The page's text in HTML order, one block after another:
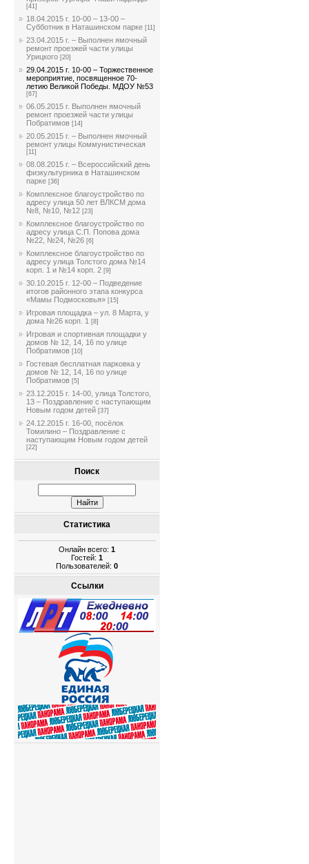
[41]
18.04.2015 г. 10-00 – 13-00 –
Субботник в Наташинском парке [11]
23.04.2015 г. – Выполнен ямочный
ремонт проезжей части улицы
Урицкого [20]
29.04.2015 г. 10-00 – Торжественное
мероприятие, посвященное 70-
летию Великой Победы. МДОУ №53
[67]
06.05.2015 г. Выполнен ямочный
ремонт проезжей части улицы
Побратимов [14]
20.05.2015 г. – Выполнен ямочный
ремонт улицы Коммунистическая
[11]
08.08.2015 г. – Всероссийский день
физкультурника в Наташинском
парке [36]
Комплексное благоустройство по
адресу улица 50 лет ВЛКСМ дома
№8, №10, №12 [23]
Комплексное благоустройство по
адресу улица С.П. Попова дома
№22, №24, №26 [6]
Комплексное благоустройство по
адресу улица Толстого дома №14
корп. 1 и №14 корп. 2 [9]
30.10.2015 г. 12-00 – Подведение
итогов районного этапа конкурса
«Мамы Подмосковья» [15]
Игровая площадка – ул. 8 Марта, у
дома №26 корп. 1 [8]
Игровая и спортивная площадки у
домов № 12, 14, 16 по улице
Побратимов [10]
Гостевая бесплатная парковка у
домов № 12, 14, 16 по улице
Побратимов [5]
23.12.2015 г. 14-00, улица Толстого,
13 – Поздравление с наступающим
Новым годом детей [37]
24.12.2015 г. 16-00, посёлок
Томилино – Поздравление с
наступающим Новым годом детей
[22]
Поиск
Статистика
Онлайн всего: 1
Гостей: 1
Пользователей: 0
Ссылки